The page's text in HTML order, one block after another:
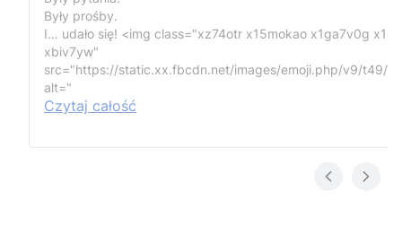
Były prośby.
I… udało się! <img class="xz74otr x15mokao x1ga7v0g
xbiv7yw"
src="https://static.xx.fbcdn.net/images/emoji.php/v9/t49/1/
alt="
Czytaj całość